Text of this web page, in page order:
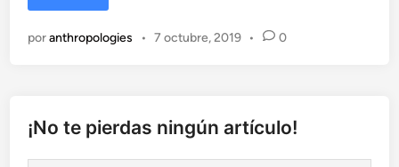
l
a
l
o
poranthropologies • 7 octubre, 2019 • 0
¡No te pierdas ningún artículo!